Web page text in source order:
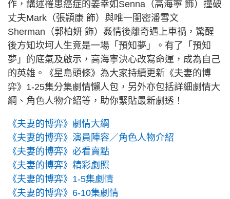
作，講述罹患癌症的姜幸如Senna（高海寧 飾）撞破
丈夫Mark（張頴康 飾）與唯一閨密潘雪文
Sherman（郭柏妍 飾）姦情後離奇遇上車禍，驚醒
後方知坎坷人生竟是一場「預知夢」。有了「預知
夢」的底氣及啟示，高海寧決心改寫命運，成為自己
的英雄。《星島頭條》為大家持續更新《夫妻的博
弈》1-25集分集劇情懶人包，另外亦包括詳細劇情大
綱、角色人物介紹等，助你緊貼最新劇透！
《夫妻的博弈》劇情大綱
《夫妻的博弈》演員陣容／角色人物介紹
《夫妻的博弈》必看賣點
《夫妻的博弈》精彩劇照
《夫妻的博弈》1-5集劇情
《夫妻的博弈》6-10集劇情